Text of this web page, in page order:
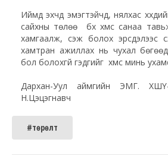
Иймд эхчүүд эмэгтэйчүүд, нялхас
сайхны төлөө бүх хүмүүс санаа
хамгаалж, үүсэж болох эрсдэлээс
хамтран ажиллах нь чухал бөгөөд
бол болохгүй гэдгийг хүмүүс минь
Дархан-Уул аймгийн ЭМГ. ХШҮ-
Н.Цэцэгнавч
#төрөлт